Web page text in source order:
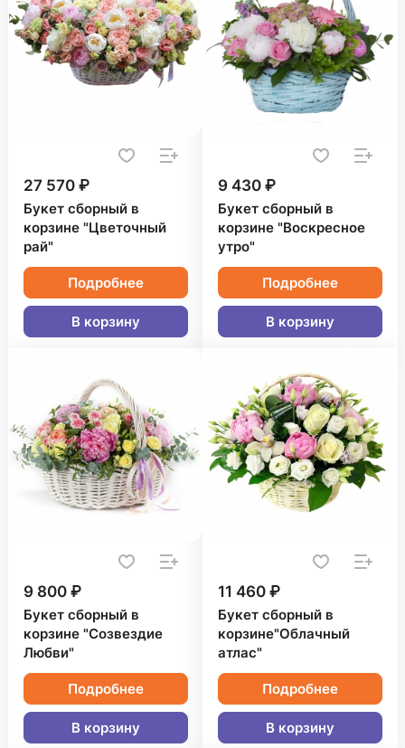
27 570 ₽
Букет сборный в
корзине "Цветочный
рай"
Подробнее
В корзину
9 430 ₽
Букет сборный в
корзине "Воскресное
утро"
Подробнее
В корзину
9 800 ₽
Букет сборный в
корзине "Созвездие
Любви"
Подробнее
В корзину
11 460 ₽
Букет сборный в
корзине"Облачный
атлас"
Подробнее
В корзину